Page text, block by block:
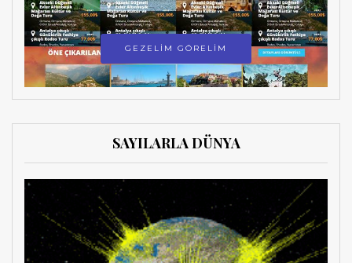
GEZELİM GÖRELİM
SAYILARLA DÜNYA